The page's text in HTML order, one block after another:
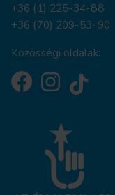
+36 (1) 225-34-88
+36 (70) 209-53-90
Közösségi oldalak: